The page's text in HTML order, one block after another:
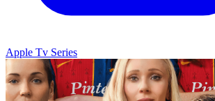
Apple Tv Series